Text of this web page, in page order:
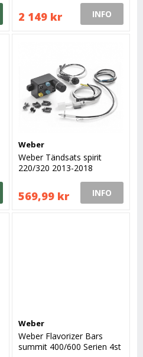
2 149 kr INFO
Weber
Weber Tändsats spirit
220/320 2013-2018
569,99 kr INFO
Weber
Weber Flavorizer Bars
summit 400/600 Serien 4st